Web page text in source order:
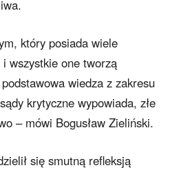
który posiada wiele
wszystkie one tworzą
wiedza z zakresu
krytyczne wypowiada, złe
– mówi Bogusław Zieliński.
się smutną refleksją